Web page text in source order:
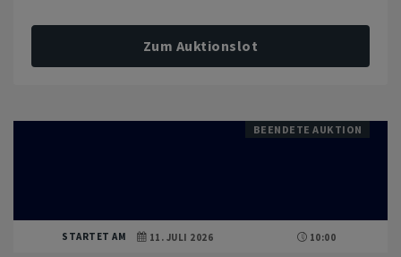
Zum Auktionslot
BEENDETE AUKTION
STARTET AM 11. JULI 2026 10:00